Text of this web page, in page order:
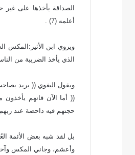
الصداقة يأخذها على
أعلمه (7) .
الذي يأخذ الضريبة من
ويقول البغوي (( يريد
(( أما الآن فانهم
حجتهم فيه داحضة عند
بل لقد شبه بعض الأئمة
وأعشم، وجاني المكس